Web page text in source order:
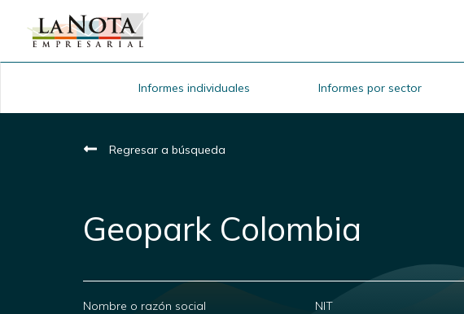
Informes individuales Informes por sector
Regresar a búsqueda
Geopark Colombia
Nombre o razón social NIT